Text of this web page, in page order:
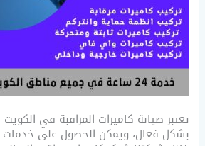
تعتبر صيانة كاميرات المراقبة في
بشكل فعال، ويمكن الحصول على خدمات